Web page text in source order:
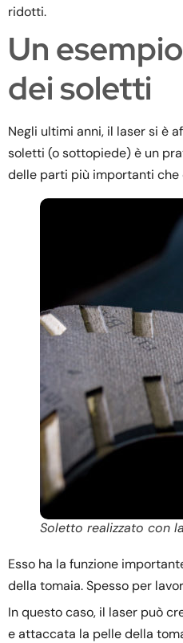
ridotti.
Un
dei soletti
Negli ultimi anni, il laser si è
soletti (o sottopiede) è un
delle parti più importanti che
Soletto realizzato con
Esso ha la funzione
della tomaia. Spesso per
In questo caso, il laser può
e attaccata la pelle della